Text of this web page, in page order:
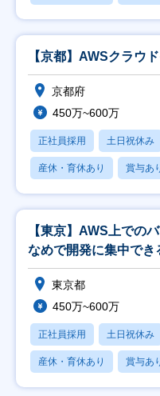
【京都】AWSクラウ
京都府
450万~600万
正社員採用 土日祝休み
産休・育休あり 賞与あ
【東京】AWS上での
なめで開発に集中でき
東京都
450万~600万
正社員採用 土日祝休み
産休・育休あり 賞与あ